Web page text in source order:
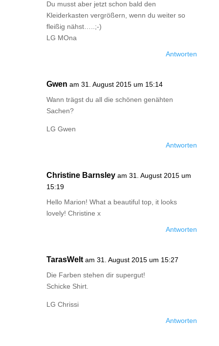
Du musst aber jetzt schon bald den
Kleiderkasten vergrößern, wenn du weiter so
fleißig nähst…..;-)
LG MOna
Antworten
Gwen am 31. August 2015 um 15:14
Wann trägst du all die schönen genähten
Sachen?
LG Gwen
Antworten
Christine Barnsley am 31. August 2015 um
15:19
Hello Marion! What a beautiful top, it looks
lovely! Christine x
Antworten
TarasWelt am 31. August 2015 um 15:27
Die Farben stehen dir supergut!
Schicke Shirt.
LG Chrissi
Antworten